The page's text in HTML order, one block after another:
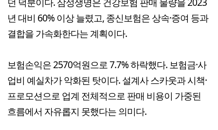
년 대비 60% 이상 늘렸고, 종신보험은 상속·증여 등과
결합을 가속화한다는 계획이다.
보험손익은 2570억원으로 7.7% 하락했다. 보험금·사
업비 예실차가 악화된 탓이다. 설계사 스카웃과 시책·
프로모션으로 업계 전체적으로 판매 비용이 가중된
흐름에서 자유롭지 못했다는 의미다.